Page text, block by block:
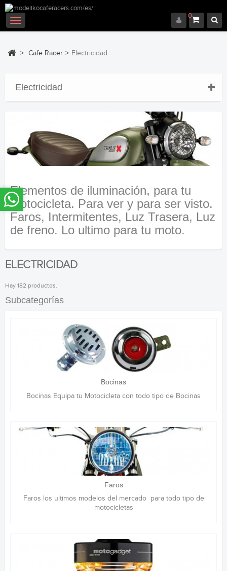
0
Navegación
Toggle
> Cafe Racer > Electricidad
Electricidad
Elementos de iluminación, para tu
motocicleta. Para ver y para ser visto.
Faros, Intermitentes, Luz Trasera, Luz
de freno. Lo ultimo para tu moto.
ELECTRICIDAD
Hay 182 productos.
Subcategorías
Bocinas
Bocinas Equipa tu Motocicleta con todo tipo de Bocinas
Faros
Faros los ultimos modelos del mercado para todo tipo de
motocicletas